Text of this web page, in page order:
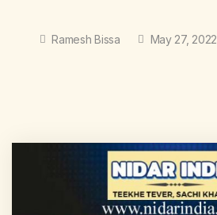
Ramesh Bissa May 27, 2022